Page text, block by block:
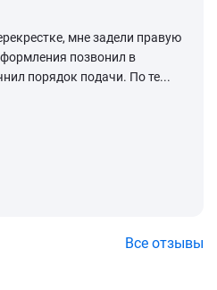
мне задели правую
позвонил в
порядок подачи. По те...
Все отзывы